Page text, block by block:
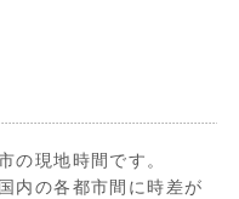
の現地時間です。
内の各都市間に時差が